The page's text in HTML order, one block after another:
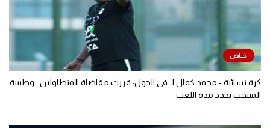
كرة نسائية - محمد كمال لـ في الجول: قررت مقاضاة المتطاولين.. وطبيبة
المنتخب تحدد مدة اللعب